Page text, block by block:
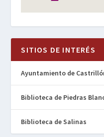
SITIOS DE INTERÉS
Ayuntamiento de
Biblioteca de Piedras
Biblioteca de Salinas